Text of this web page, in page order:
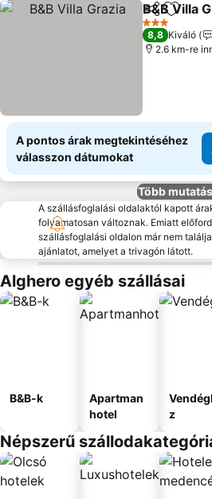
Megosztás
B&B Villa
3 Kategória
8,8 Kiváló
2.6 km-re
A pontos árak megtekintéséhez
válasszon dátumokat
Több
A szállásfoglalási oldalaktól kapott
folyamatosan változnak. Emiatt
szállásfoglalási oldalon már nem
ajánlatot, amelyet a trivagón látott.
Alghero egyéb szállásai
B&B-k
Apartman
hotel
z
Népszerű